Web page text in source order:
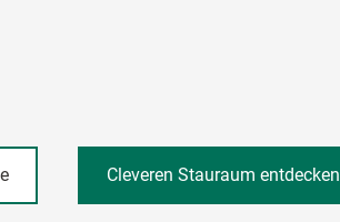
Cleveren Stauraum entdecken